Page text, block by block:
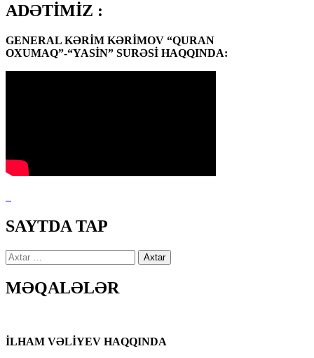
ADƏTİMİZ :
GENERAL KƏRİM KƏRİMOV “QURAN
OXUMAQ”-“YASİN” SURƏSİ HAQQINDA:
SAYTDA TAP
Axtarış:
MƏQALƏLƏR
İLHAM VƏLİYEV HAQQINDA